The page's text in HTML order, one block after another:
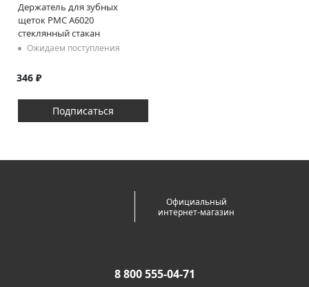
Держатель для зубных
щеток РМС A6020
стеклянный стакан
Ожидаем поступления
346 ₽
Подписаться
Официальный
интернет-магазин
8 800 555-04-71